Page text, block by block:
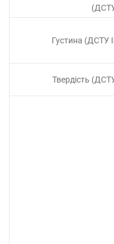
Густина (ДСТУ
Твердість